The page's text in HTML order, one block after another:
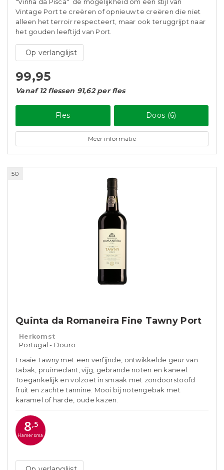
Vintage Port te creëren of opnieuw te creëren die niet
alleen het terroir respecteert, maar ook teruggrijpt naar
het gouden leeftijd van Port.
Op verlanglijst
99,95
Vanaf 12 flessen 91,62 per fles
Fles Doos (6)
Meer informatie
50
Quinta da Romaneira Fine Tawny Port
Herkomst
Portugal - Douro
Fraaie Tawny met een verfijnde, ontwikkelde geur van
tabak, pruimedant, vijg, gebrande noten en kaneel.
Toegankelijk en volzoet in smaak met zondoorstoofd
fruit en zachte tannine. Mooi bij notengebak met
karamel of harde, oude kazen.
8,5
Hamersma